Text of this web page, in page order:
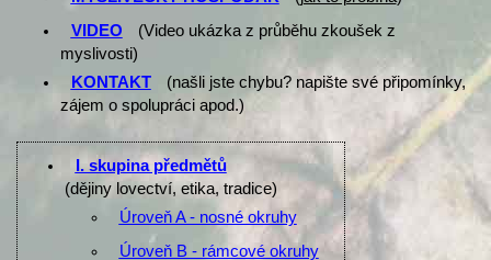
VIDEO
(Video ukázka z průběhu zkoušek z
myslivosti)
KONTAKT
(našli jste chybu? napište své připomínky,
zájem o spolupráci apod.)
I. skupina předmětů
(dějiny lovectví, etika, tradice)
Úroveň A - nosné okruhy
Úroveň B - rámcové okruhy